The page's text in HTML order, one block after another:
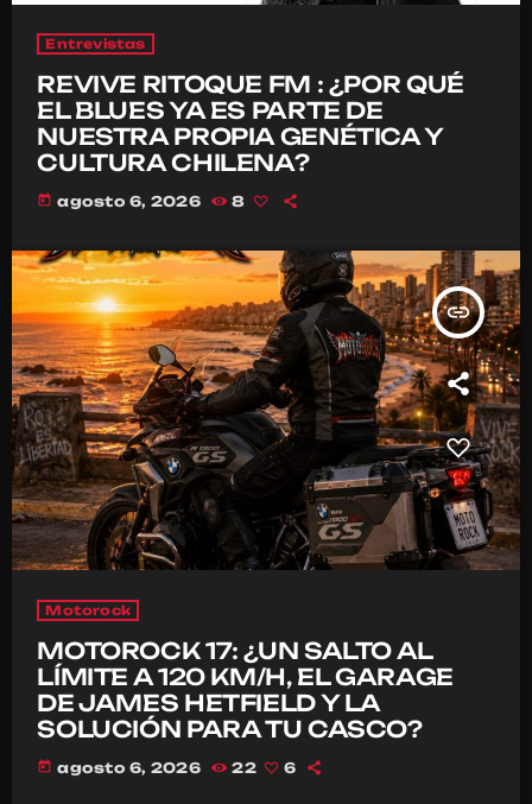
Entrevistas
REVIVE RITOQUE FM : ¿POR QUÉ
EL BLUES YA ES PARTE DE
NUESTRA PROPIA GENÉTICA Y
CULTURA CHILENA?
today agosto 6, 2026 8
insert_link
Motorock
MOTOROCK 17: ¿UN SALTO AL
LÍMITE A 120 KM/H, EL GARAGE
DE JAMES HETFIELD Y LA
SOLUCIÓN PARA TU CASCO?
today agosto 6, 2026 22 6